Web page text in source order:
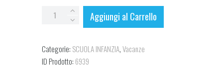
ESTATE
5-
6
Aggiungi al Carrello
Categorie: SCUOLA INFANZIA,Vacanze
ID Prodotto: 6939